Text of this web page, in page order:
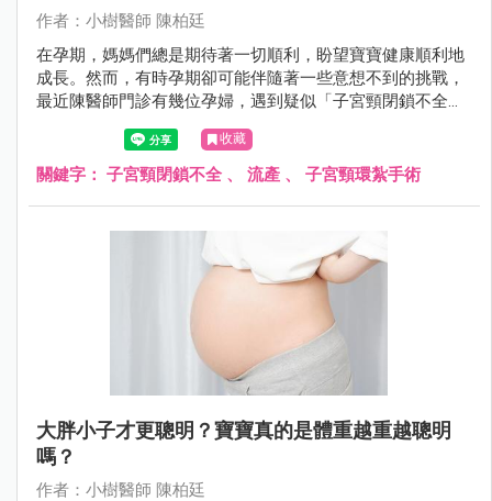
作者：小樹醫師 陳柏廷
在孕期，媽媽們總是期待著一切順利，盼望寶寶健康順利地
成長。然而，有時孕期卻可能伴隨著一些意想不到的挑戰，
最近陳醫師門診有幾位孕婦，遇到疑似「子宮頸閉鎖不全」
收藏
關鍵字： 子宮頸閉鎖不全 、 流產 、 子宮頸環紮手術
大胖小子才更聰明？寶寶真的是體重越重越聰明
嗎？
作者：小樹醫師 陳柏廷